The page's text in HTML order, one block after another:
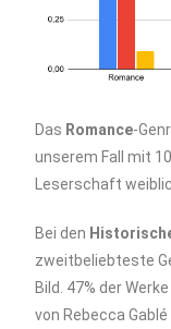
Das Romance-
unserem Fall mit
Leserschaft
Bei den
zweitbeliebteste
Bild. 47% der
von Rebecca